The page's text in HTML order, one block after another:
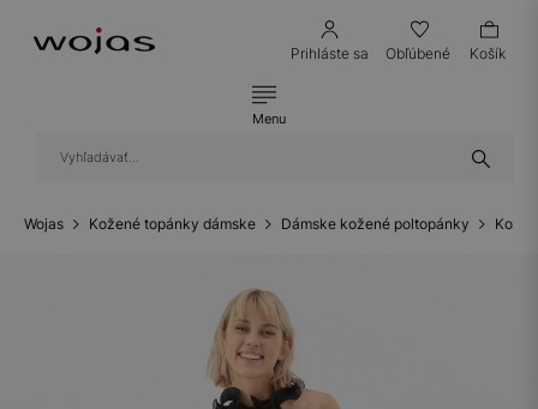
Prihláste sa Obľúbené Košík
Menu
Wojas Kožené topánky dámske Dámske kožené poltopánky